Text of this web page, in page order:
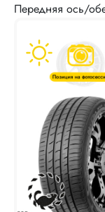
Передняя ось/